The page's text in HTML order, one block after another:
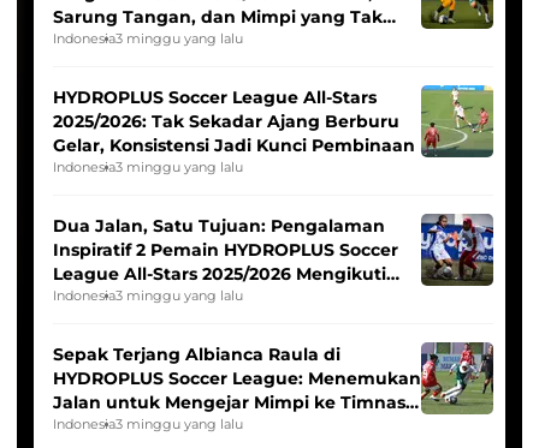
Sarung Tangan, dan Mimpi yang Tak
Pernah Padam
Indonesia3 minggu yang lalu
HYDROPLUS Soccer League All-Stars
2025/2026: Tak Sekadar Ajang Berburu
Gelar, Konsistensi Jadi Kunci Pembinaan
Indonesia3 minggu yang lalu
Dua Jalan, Satu Tujuan: Pengalaman
Inspiratif 2 Pemain HYDROPLUS Soccer
League All-Stars 2025/2026 Mengikuti
Seleksi Timnas Indonesia Putri
Indonesia3 minggu yang lalu
Sepak Terjang Albianca Raula di
HYDROPLUS Soccer League: Menemukan
Jalan untuk Mengejar Mimpi ke Timnas
Indonesia Putri
Indonesia3 minggu yang lalu